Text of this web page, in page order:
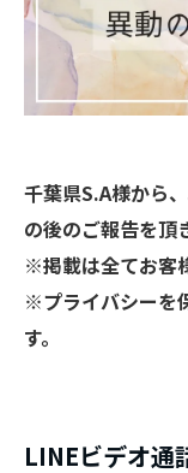
千葉県S.A様から
の後のご報告を頂
※掲載は全てお客
※プライバシーを
す。
​LINEビデオ通